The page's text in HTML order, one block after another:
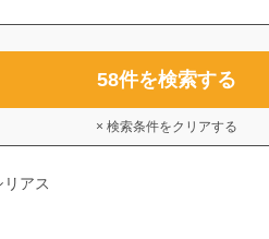
58件を検索する
× 検索条件をクリアする
アス